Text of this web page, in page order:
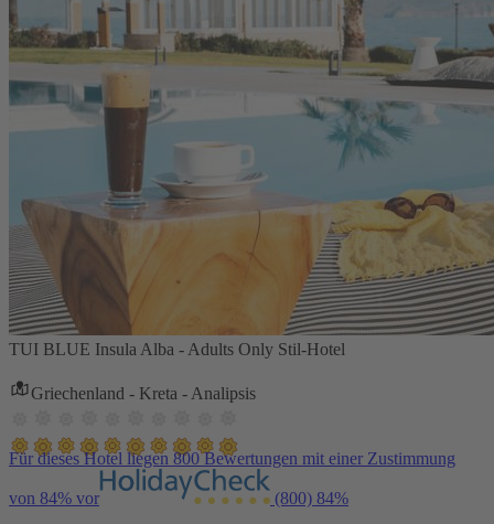
TUI BLUE Insula Alba - Adults Only Stil-Hotel
Griechenland - Kreta - Analipsis
Für dieses Hotel liegen 800 Bewertungen mit einer Zustimmung
von 84% vor (800) 84%